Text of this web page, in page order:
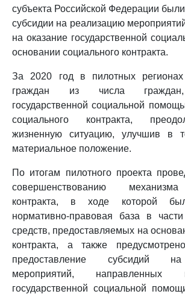
субъекта Российской Федерации
субсидии на реализацию
на оказание государственной
основании социального контракта.
За 2020 год в пилотных
граждан из числа граждан,
государственной социальной
социального контракта,
жизненную ситуацию, улучшив в
материальное положение.
По итогам пилотного проекта
совершенствованию
контракта, в ходе которой
нормативно-правовая база в части
средств, предоставляемых на
контракта, а также
предоставление субсидий
мероприятий, направленных
государственной социальной